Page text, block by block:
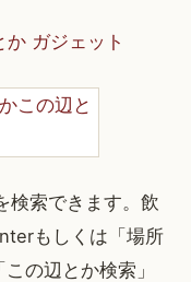
ガジェット
検索できます。飲
もしくは「場所
の辺とか検索」